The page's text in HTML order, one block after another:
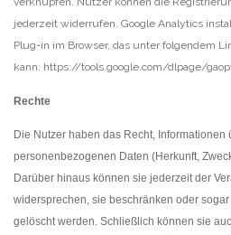
jederzeit widerrufen. Google Analytics
Plug-in im Browser, das unter folgendem
kann: https://tools.google.com/dlpage/
Rechte
Die Nutzer haben das Recht,
personenbezogenen Daten (Herkunft,
Darüber hinaus können sie jederzeit der
widersprechen, sie beschränken oder
gelöscht werden. Schließlich können sie